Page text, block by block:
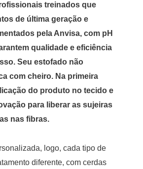
treinados que
de última geração e
pela Anvisa, com pH
qualidade e eficiência
Seu estofado não
com cheiro. Na primeira
do produto no tecido e
para liberar as sujeiras
nas fibras.
logo, cada tipo de
diferente, com cerdas